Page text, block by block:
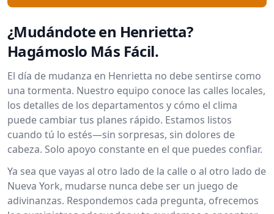
¿Mudándote en Henrietta?
Hagámoslo Más Fácil.
El día de mudanza en Henrietta no debe sentirse como
una tormenta. Nuestro equipo conoce las calles locales,
los detalles de los departamentos y cómo el clima
puede cambiar tus planes rápido. Estamos listos
cuando tú lo estés—sin sorpresas, sin dolores de
cabeza. Solo apoyo constante en el que puedes confiar.
Ya sea que vayas al otro lado de la calle o al otro lado de
Nueva York, mudarse nunca debe ser un juego de
adivinanzas. Respondemos cada pregunta, ofrecemos